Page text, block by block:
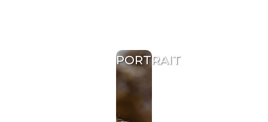
PORTRAIT